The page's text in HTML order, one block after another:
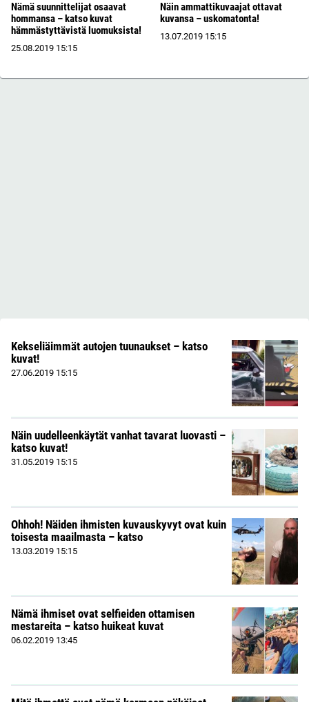
Nämä suunnittelijat osaavat
hommansa – katso kuvat
hämmästyttävistä luomuksista!
25.08.2019 15:15
Näin ammattikuvaajat ottavat
kuvansa – uskomatonta!
13.07.2019 15:15
Kekseliäimmät autojen tuunaukset – katso
kuvat!
27.06.2019 15:15
Näin uudelleenkäytät vanhat tavarat luovasti –
katso kuvat!
31.05.2019 15:15
Ohhoh! Näiden ihmisten kuvauskyvyt ovat kuin
toisesta maailmasta – katso
13.03.2019 15:15
Nämä ihmiset ovat selfieiden ottamisen
mestareita – katso huikeat kuvat
06.02.2019 13:45